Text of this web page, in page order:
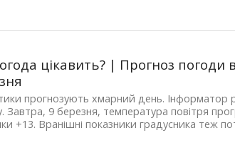
цікавить? | Прогноз погоди
прогнозують хмарний день. Інформатор
Завтра, 9 березня, температура повітря
+13. Вранішні показники градусника теж